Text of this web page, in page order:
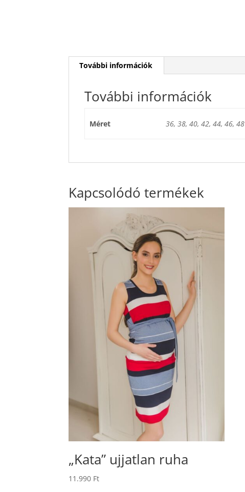
További információk
További információk
Méret 36, 38, 40, 42, 44, 46, 48
Kapcsolódó termékek
„Kata” ujjatlan ruha
11.990 Ft